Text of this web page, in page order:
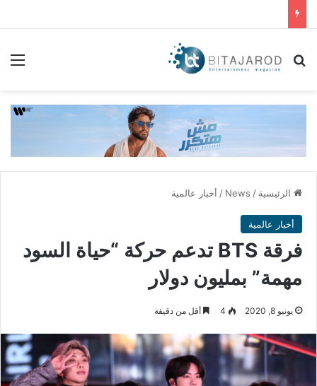
بحث عن
الرئيسية /
News
/ أخبار عالمية
أخبار عالمية
فرقة BTS تدعم حركة “حياة السود
مهمة” بمليون دولار
يونيو 8, 2020 4 أقل من دقيقة